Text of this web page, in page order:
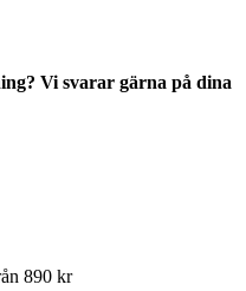
Vi svarar gärna på dina
890 kr